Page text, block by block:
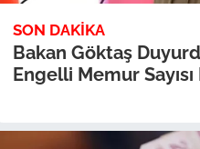
SON DAKIKA
Bakan Göktaş
Engelli Memur Sayısı